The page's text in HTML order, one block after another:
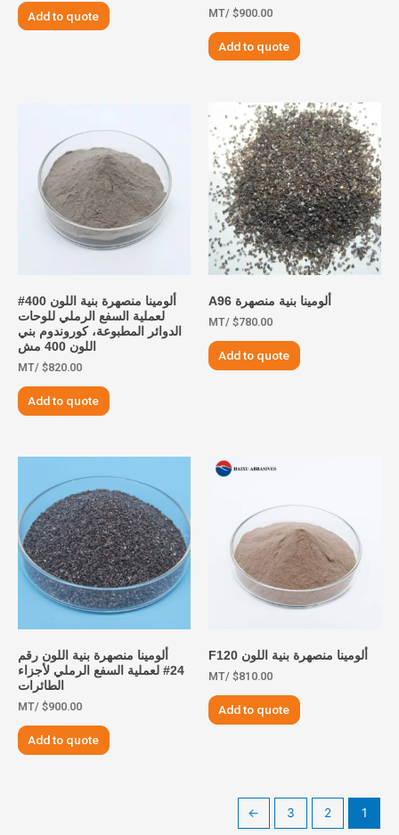
$900.00
/MT
Add to quote
Add to quote
ألومينا بنية منصهرة A96
$780.00
/MT
Add to quote
ألومينا منصهرة بنية اللون 400#
لعملية السفع الرملي للوحات
الدوائر المطبوعة، كوروندوم بني
اللون 400 مش
$820.00
/MT
Add to quote
ألومينا منصهرة بنية اللون F120
$810.00
/MT
Add to quote
ألومينا منصهرة بنية اللون رقم
24# لعملية السفع الرملي لأجزاء
الطائرات
$900.00
/MT
Add to quote
1
2
3
→